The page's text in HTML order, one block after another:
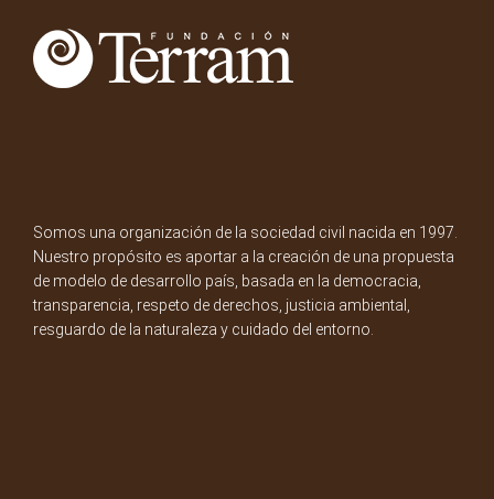
Somos una organización de la sociedad civil nacida en 1997.
Nuestro propósito es aportar a la creación de una propuesta
de modelo de desarrollo país, basada en la democracia,
transparencia, respeto de derechos, justicia ambiental,
resguardo de la naturaleza y cuidado del entorno.